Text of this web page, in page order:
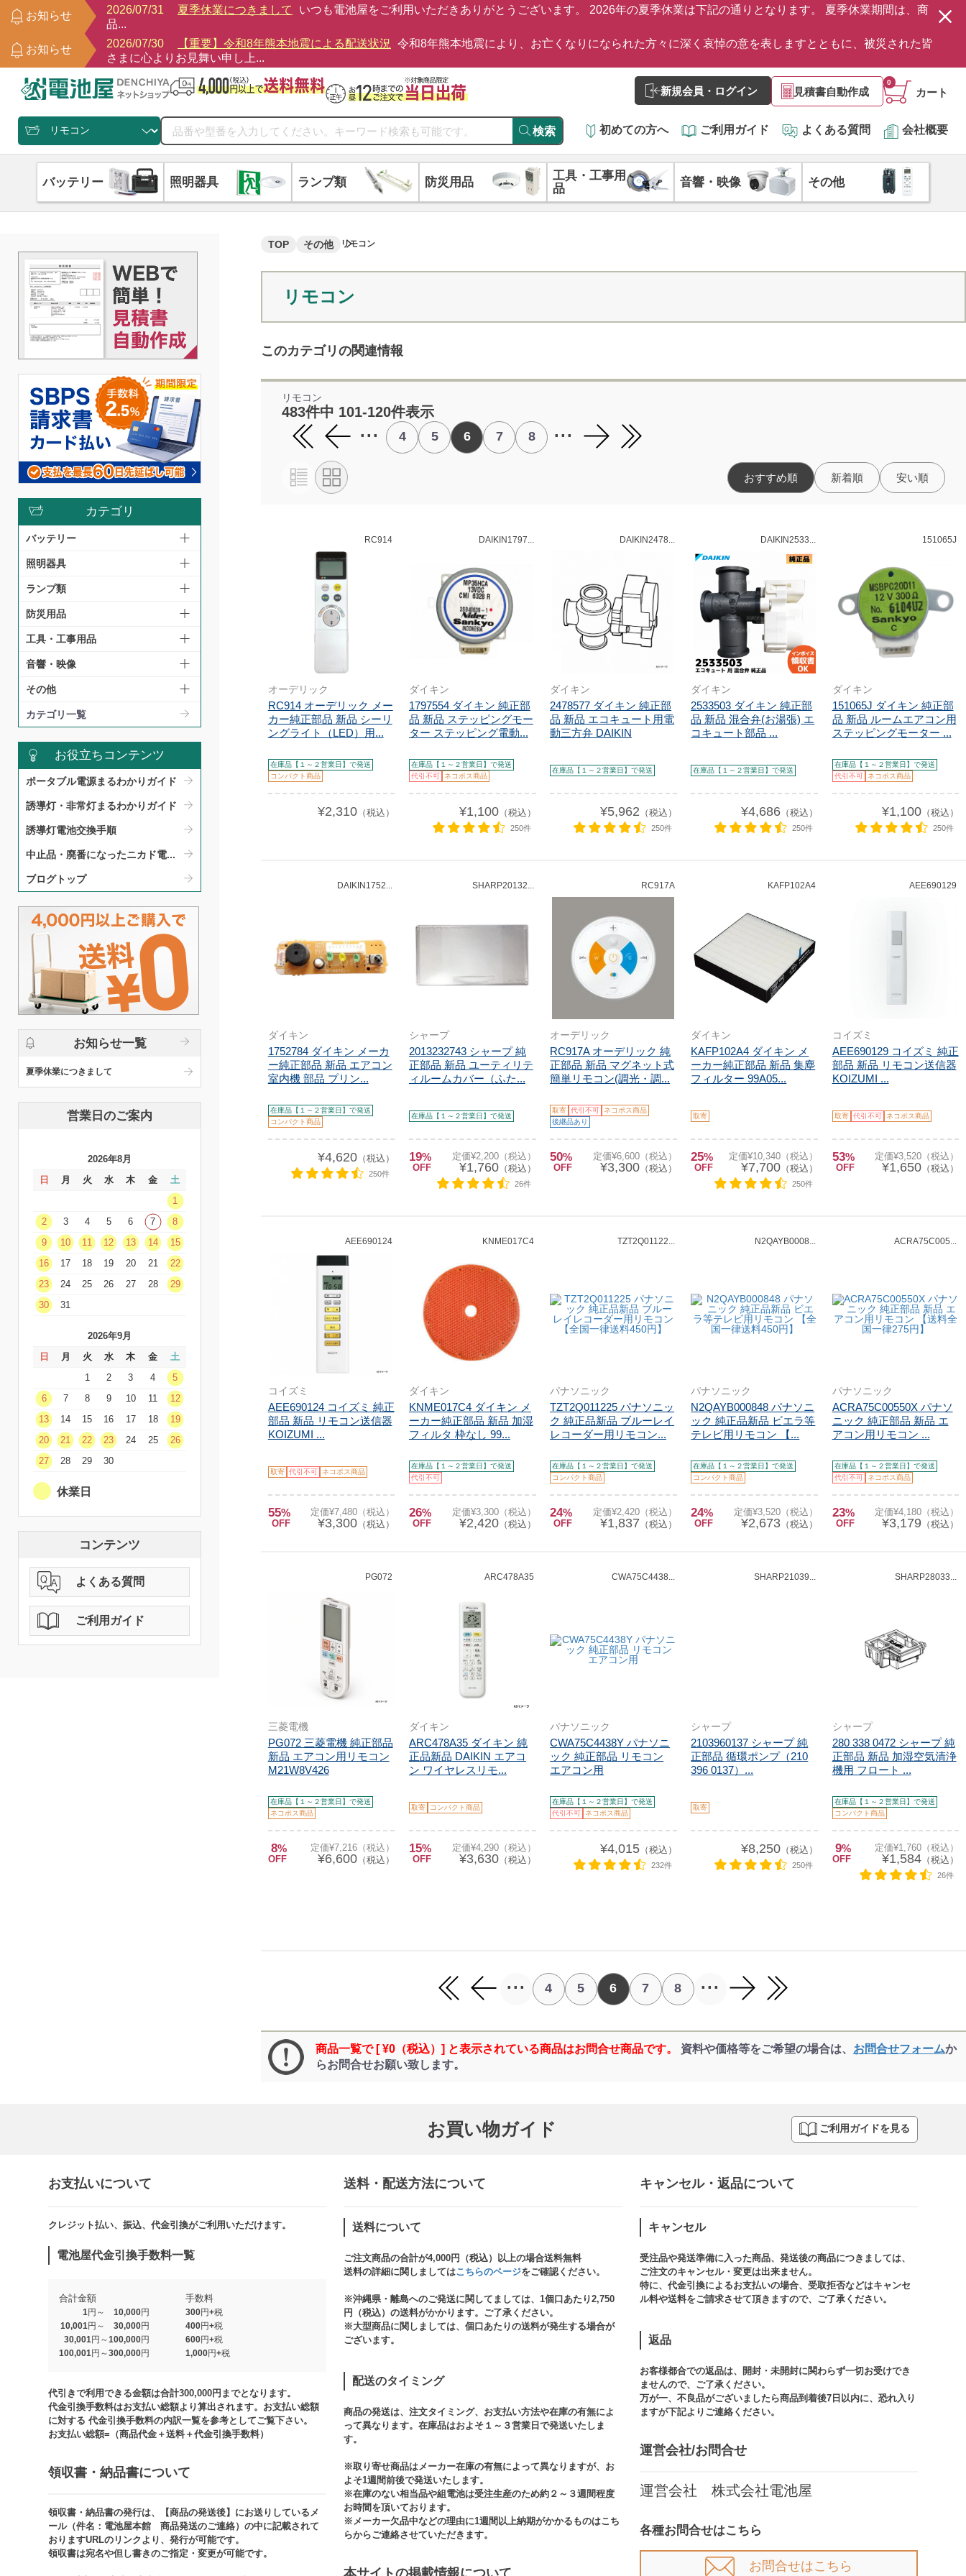
お知らせ
2026/07/31 夏季休業につきまして
いつも電池屋をご利用いただきありがとうございます。 2026年の夏季休業は下記の通りとなります。 夏季休業期間は、商
品...
お知らせ
2026/07/30 【重要】令和8年熊本地震による配送状況 令和8年熊本地震により、お亡くなりになられた方々に深く哀悼の意を表しますとともに、被災された皆
さまに心よりお見舞い申し上...
新規会員・ログイン 見積書自動作成 カート
0
検索 初めての方へ ご利用ガイド よくある質問 会社概要
バッテリー 照明器具 ランプ類 防災用品
工具・工事用
品
音響・映像 その他
カテゴリ
バッテリー
照明器具
ランプ類
防災用品
工具・工事用品
音響・映像
その他
カテゴリ一覧
お役立ちコンテンツ
ポータブル電源まるわかりガイド​
誘導灯・非常灯まるわかりガイド​
誘導灯電池交換手順​
中止品・廃番になったニカド電...
ブログトップ
お知らせ一覧
夏季休業につきまして
営業日のご案内
2026年8月
日
月 火 水 木 金
土
1
2
3 4 5 6 7
8
9
10 11 12 13 14
15
16
17 18 19 20 21
22
23
24 25 26 27 28
29
30
31
2026年9月
日
月 火 水 木 金
土
1
2 3 4
5
6
7 8 9 10 11
12
13
14 15 16 17 18
19
20
21 22 23 24 25
26
27
28 29 30
休業日
コンテンツ
よくある質問
ご利用ガイド
TOP その他 リモコン
リモコン
このカテゴリの関連情報
リモコン
483件中 101-120件表示
... 4 5 6 7 8 ...
おすすめ順 新着順 安い順
RC914
オーデリック
RC914 オーデリック メー
カー純正部品 新品 シーリ
ングライト（LED）用...
在庫品【１～２営業日】で発送
コンパクト商品
¥2,310 （税込）
DAIKIN1797...
ダイキン
1797554 ダイキン 純正部
品 新品 ステッピングモー
ター ステッピング電動...
在庫品【１～２営業日】で発送
代引不可 ネコポス商品
¥1,100（税込）
250件
DAIKIN2478...
ダイキン
2478577 ダイキン 純正部
品 新品 エコキュート用電
動三方弁 DAIKIN
在庫品【１～２営業日】で発送
¥5,962 （税込）
250件
DAIKIN2533...
ダイキン
2533503 ダイキン 純正部
品 新品 混合弁(お湯張) エ
コキュート部品 ...
在庫品【１～２営業日】で発送
¥4,686（税込）
250件
151065J
ダイキン
151065J ダイキン 純正部
品 新品 ルームエアコン用
ステッピングモーター ...
在庫品【１～２営業日】で発送
代引不可 ネコポス商品
¥1,100 （税込）
250件
DAIKIN1752...
ダイキン
1752784 ダイキン メーカ
ー純正部品 新品 エアコン
室内機 部品 プリン...
在庫品【１～２営業日】で発送
コンパクト商品
¥4,620 （税込）
250件
SHARP20132...
シャープ
2013232743 シャープ 純
正部品 新品 ユーティリテ
ィルームカバー（ふた...
在庫品【１～２営業日】で発送
19%
OFF
定価¥2,200（税込）
¥1,760（税込）
26件
RC917A
オーデリック
RC917A オーデリック 純
正部品 新品 マグネット式
簡単リモコン(調光・調...
取寄 代引不可 ネコポス商品
後継品あり
50%
OFF
定価¥6,600（税込）
¥3,300（税込）
KAFP102A4
ダイキン
KAFP102A4 ダイキン メ
ーカー純正部品 新品 集塵
フィルター 99A05...
取寄
25%
OFF
定価¥10,340（税込）
¥7,700（税込）
250件
AEE690129
コイズミ
AEE690129 コイズミ 純正
部品 新品 リモコン送信器
KOIZUMI ...
取寄 代引不可 ネコポス商品
53%
OFF
定価¥3,520（税込）
¥1,650 （税込）
AEE690124
コイズミ
AEE690124 コイズミ 純正
部品 新品 リモコン送信器
KOIZUMI ...
取寄 代引不可 ネコポス商品
55%
OFF
定価¥7,480（税込）
¥3,300 （税込）
KNME017C4
ダイキン
KNME017C4 ダイキン メ
ーカー純正部品 新品 加湿
フィルタ 枠なし 99...
在庫品【１～２営業日】で発送
代引不可
26%
OFF
定価¥3,300（税込）
¥2,420（税込）
TZT2Q01122...
パナソニック
TZT2Q011225 パナソニッ
ク 純正品新品 ブルーレイ
レコーダー用リモコン...
在庫品【１～２営業日】で発送
コンパクト商品
24%
OFF
定価¥2,420（税込）
¥1,837 （税込）
N2QAYB0008...
パナソニック
N2QAYB000848 パナソニ
ック 純正品新品 ビエラ等
テレビ用リモコン 【...
在庫品【１～２営業日】で発送
コンパクト商品
24%
OFF
定価¥3,520（税込）
¥2,673（税込）
ACRA75C005...
パナソニック
ACRA75C00550X パナソ
ニック 純正部品 新品 エ
アコン用リモコン ...
在庫品【１～２営業日】で発送
代引不可 ネコポス商品
23%
OFF
定価¥4,180（税込）
¥3,179 （税込）
PG072
三菱電機
PG072 三菱電機 純正部品
新品 エアコン用リモコン
M21W8V426
在庫品【１～２営業日】で発送
ネコポス商品
8%
OFF
定価¥7,216（税込）
¥6,600 （税込）
ARC478A35
ダイキン
ARC478A35 ダイキン 純
正品新品 DAIKIN エアコ
ン ワイヤレスリモ...
取寄 コンパクト商品
15%
OFF
定価¥4,290（税込）
¥3,630（税込）
CWA75C4438...
パナソニック
CWA75C4438Y パナソニ
ック 純正部品 リモコン
エアコン用
在庫品【１～２営業日】で発送
代引不可 ネコポス商品
¥4,015（税込）
232件
SHARP21039...
シャープ
2103960137 シャープ 純
正部品 循環ポンプ（210
396 0137）...
取寄
¥8,250（税込）
250件
SHARP28033...
シャープ
280 338 0472 シャープ 純
正部品 新品 加湿空気清浄
機用 フロート ...
在庫品【１～２営業日】で発送
コンパクト商品
9%
OFF
定価¥1,760（税込）
¥1,584 （税込）
26件
... 4 5 6 7 8 ...
商品一覧で [ ¥0（税込）] と表示されている商品はお問合せ商品です。 資料や価格等をご希望の場合は、 お問合せフォームか
らお問合せお願い致します。
お買い物ガイド ご利用ガイドを見る
お支払いについて
クレジット払い、振込、代金引換がご利用いただけます。​​
電池屋代金引換手数料一覧
合計金額 手数料
1円～ 10,000円
300円+税
10,001円～ 30,000円
400円+税
30,001円～100,000円
600円+税
100,001円～300,000円
1,000円+税​
代引きで利用できる金額は合計300,000円までとなります。
代金引換手数料はお支払い総額より算出されます。お支払い総額
に対する 代金引換手数料の内訳一覧を参考としてご覧下さい。​
お支払い総額=（商品代金＋送料＋代金引換手数料）​
領収書・納品書について​
領収書・納品書の発行は、【商品の発送後】にお送りしているメ
ール（件名：電池屋本館 商品発送のご連絡）の中に記載されて
おりますURLのリンクより、発行が可能です。
領収書は宛名や但し書きのご指定・変更が可能です。​​
送料・配送方法について​
送料について
ご注文商品の合計が4,000円（税込）以上の場合送料無料
送料の詳細に関しましてはこちらのページをご確認ください。​
※沖縄県・離島へのご発送に関してましては、1個口あたり2,750
円（税込）の送料がかかります。ご了承ください。
※大型商品に関しましては、個口あたりの送料が発生する場合が
ございます。​
配送のタイミング
商品の発送は、注文タイミング、お支払い方法や在庫の有無によ
って異なります。在庫品はおよそ１～３営業日で発送いたしま
す。​
※取り寄せ商品はメーカー在庫の有無によって異なりますが、お
よそ1週間前後で発送いたします。
※在庫のない相当品や組電池は受注生産のため約２～３週間程度
お時間を頂いております。​
※メーカー欠品中などの理由に1週間以上納期がかかるものはこち
らからご連絡させていただきます。
本サイトの掲載情報について​
キャンセル・返品について​
キャンセル
受注品や発送準備に入った商品、発送後の商品につきましては、
ご注文のキャンセル・変更は出来ません。​
特に、代金引換によるお支払いの場合、受取拒否などはキャンセ
ル料や送料をご請求させて頂きますので、ご了承ください。​
返品
お客様都合での返品は、開封・未開封に関わらず一切お受けでき
ませんので、ご了承ください。​​
万が一、不良品がございましたら商品到着後7日以内に、恐れ入り
ますが下記よりご連絡ください。
運営会社/お問合せ​
運営会社 株式会社電池屋
各種お問合せはこちら
お問合せはこちら